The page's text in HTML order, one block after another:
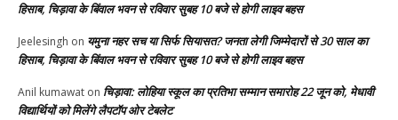
हिसाब, चिड़ावा के बिंवाल भवन से रविवार सुबह 10 बजे से होगी लाइव बहस
Jeelesingh on यमुना नहर सच या सिर्फ सियासत? जनता लेगी जिम्मेदारों से 30 साल का
हिसाब, चिड़ावा के बिंवाल भवन से रविवार सुबह 10 बजे से होगी लाइव बहस
Anil kumawat on चिड़ावा: लोहिया स्कूल का प्रतिभा सम्मान समारोह 22 जून को, मेधावी
विद्यार्थियों को मिलेंगे लैपटॉप ओर टेबलेट